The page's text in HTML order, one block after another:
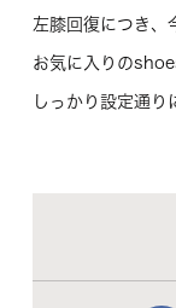
左膝回復につき、
お気に入りの
しっかり設定通り